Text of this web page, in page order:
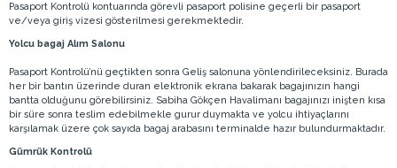
Pasaport Kontrolü kontuarında görevli pasaport polisine geçerli bir pasaport
ve/veya giriş vizesi gösterilmesi gerekmektedir.
Yolcu bagaj Alım Salonu
Pasaport Kontrolü’nü geçtikten sonra Geliş salonuna yönlendirileceksiniz. Burada
her bir bantın üzerinde duran elektronik ekrana bakarak bagajınızın hangi
bantta olduğunu görebilirsiniz. Sabiha Gökçen Havalimanı bagajınızı inişten kısa
bir süre sonra teslim edebilmekle gurur duymakta ve yolcu ihtiyaçlarını
karşılamak üzere çok sayıda bagaj arabasını terminalde hazır bulundurmaktadır.
Gümrük Kontrolü